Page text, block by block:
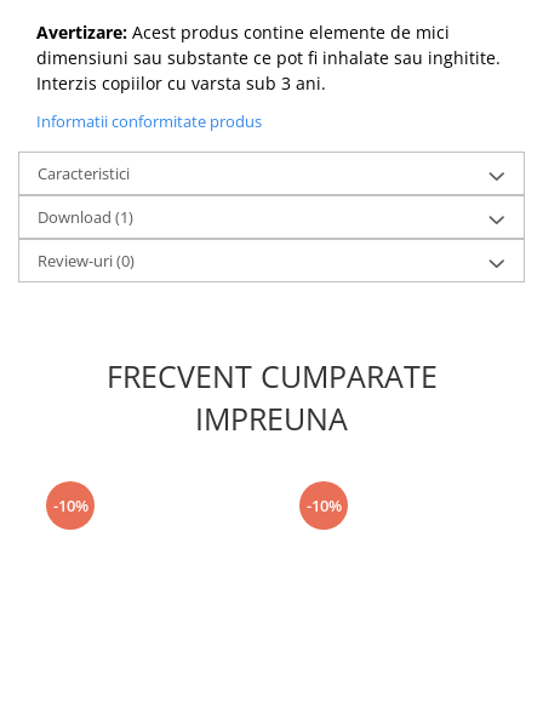
Avertizare: Acest produs contine elemente de mici
dimensiuni sau substante ce pot fi inhalate sau inghitite.
Interzis copiilor cu varsta sub 3 ani.
Informatii conformitate produs
Caracteristici
Download (1)
Review-uri(0)
FRECVENT CUMPARATE
IMPREUNA
-10% -10%